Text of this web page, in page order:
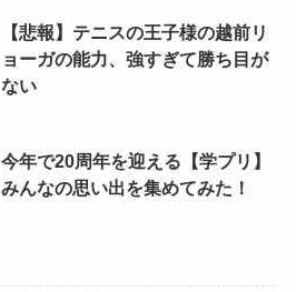
【悲報】テニスの王子様の越前リ
ョーガの能力、強すぎて勝ち目が
ない
今年で20周年を迎える【学プリ】
みんなの思い出を集めてみた！